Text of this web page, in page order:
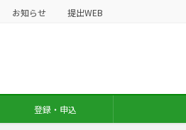
お知らせ 提出WEB
登録・申込